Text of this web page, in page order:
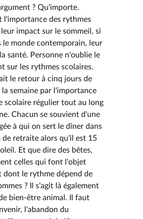
? Qu'importe.
l'importance des rythmes
impact sur le sommeil, si
le monde contemporain, leur
santé. Personne n'oublie le
sur les rythmes scolaires.
le retour à cinq jours de
la semaine par l'importance
scolaire régulier tout au long
Chacun se souvient d'une
à qui on sert le dîner dans
de retraite alors qu'il est 15
Et que dire des bêtes,
celles qui font l'objet
dont le rythme dépend de
? Il s'agit là également
bien-être animal. Il faut
l'abandon du